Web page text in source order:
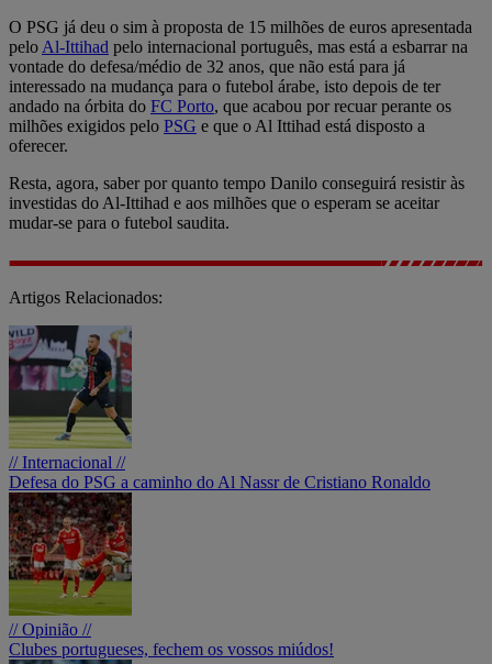
O PSG já deu o sim à proposta de 15 milhões de euros apresentada
pelo Al-Ittihad pelo internacional português, mas está a esbarrar na
vontade do defesa/médio de 32 anos, que não está para já
interessado na mudança para o futebol árabe, isto depois de ter
andado na órbita do FC Porto, que acabou por recuar perante os
milhões exigidos pelo PSG e que o Al Ittihad está disposto a
oferecer.
Resta, agora, saber por quanto tempo Danilo conseguirá resistir às
investidas do Al-Ittihad e aos milhões que o esperam se aceitar
mudar-se para o futebol saudita.
Artigos Relacionados:
// Internacional //
Defesa do PSG a caminho do Al Nassr de Cristiano Ronaldo
// Opinião //
Clubes portugueses, fechem os vossos miúdos!